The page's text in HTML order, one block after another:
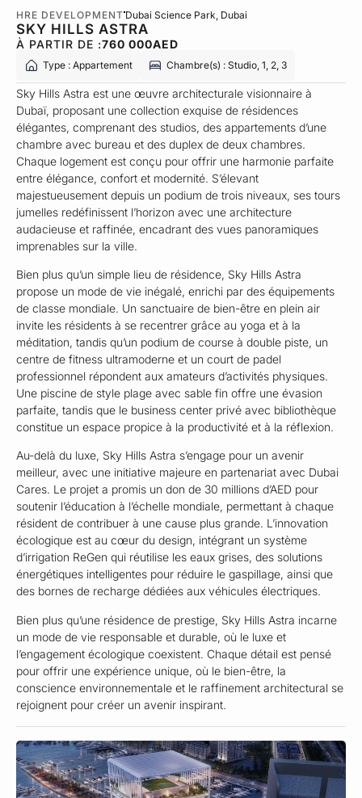
HRE DEVELOPMENT Dubai Science Park , Dubai
SKY HILLS ASTRA
À PARTIR DE :760 000AED
Type : Appartement Chambre(s) : Studio, 1, 2, 3
Sky Hills Astra est une œuvre architecturale visionnaire à
Dubaï, proposant une collection exquise de résidences
élégantes, comprenant des studios, des appartements d’une
chambre avec bureau et des duplex de deux chambres.
Chaque logement est conçu pour offrir une harmonie parfaite
entre élégance, confort et modernité. S’élevant
majestueusement depuis un podium de trois niveaux, ses tours
jumelles redéfinissent l’horizon avec une architecture
audacieuse et raffinée, encadrant des vues panoramiques
imprenables sur la ville.
Bien plus qu’un simple lieu de résidence, Sky Hills Astra
propose un mode de vie inégalé, enrichi par des équipements
de classe mondiale. Un sanctuaire de bien-être en plein air
invite les résidents à se recentrer grâce au yoga et à la
méditation, tandis qu’un podium de course à double piste, un
centre de fitness ultramoderne et un court de padel
professionnel répondent aux amateurs d’activités physiques.
Une piscine de style plage avec sable fin offre une évasion
parfaite, tandis que le business center privé avec bibliothèque
constitue un espace propice à la productivité et à la réflexion.
Au-delà du luxe, Sky Hills Astra s’engage pour un avenir
meilleur, avec une initiative majeure en partenariat avec Dubai
Cares. Le projet a promis un don de 30 millions d’AED pour
soutenir l’éducation à l’échelle mondiale, permettant à chaque
résident de contribuer à une cause plus grande. L’innovation
écologique est au cœur du design, intégrant un système
d’irrigation ReGen qui réutilise les eaux grises, des solutions
énergétiques intelligentes pour réduire le gaspillage, ainsi que
des bornes de recharge dédiées aux véhicules électriques.
Bien plus qu’une résidence de prestige, Sky Hills Astra incarne
un mode de vie responsable et durable, où le luxe et
l’engagement écologique coexistent. Chaque détail est pensé
pour offrir une expérience unique, où le bien-être, la
conscience environnementale et le raffinement architectural se
rejoignent pour créer un avenir inspirant.